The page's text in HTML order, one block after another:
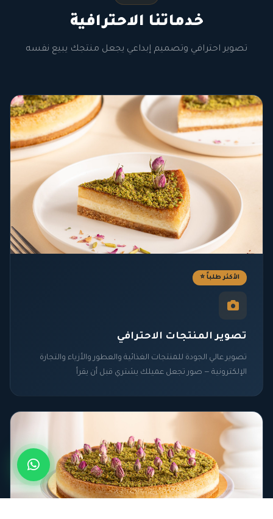
خدماتنا الاحترافية
تصوير احترافي وتصميم إبداعي يجعل منتجك يبيع نفسه
الأكثر طلباً ⭐
تصوير المنتجات الاحترافي
تصوير عالي الجودة للمنتجات الغذائية والعطور والأزياء والتجارة
الإلكترونية — صور تجعل عميلك يشتري قبل أن يقرأ